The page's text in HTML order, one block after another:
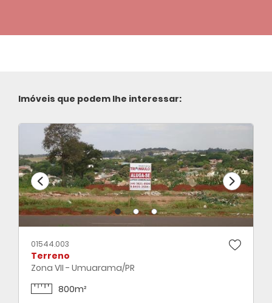
Imóveis que podem lhe interessar:
01544.003
Terreno
Zona VII - Umuarama/PR
800m²